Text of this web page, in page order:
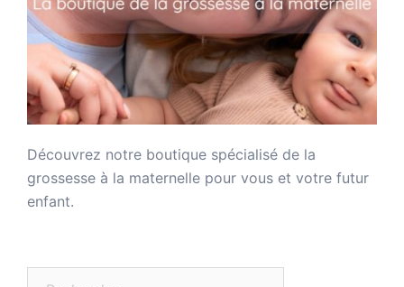
Découvrez notre boutique spécialisé de la
grossesse à la maternelle pour vous et votre futur
enfant.